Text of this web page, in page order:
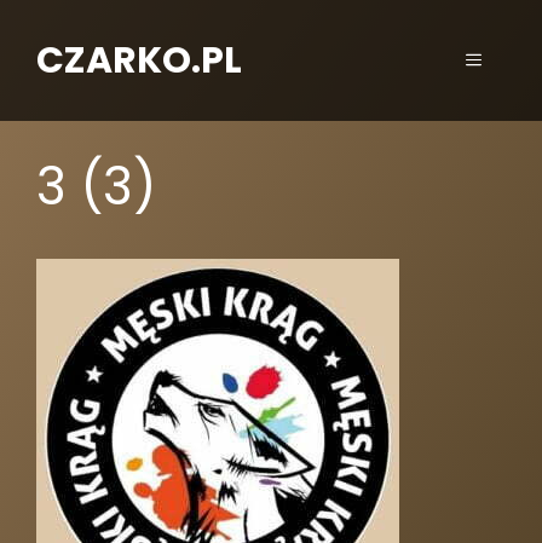
CZARKO.PL
3 (3)